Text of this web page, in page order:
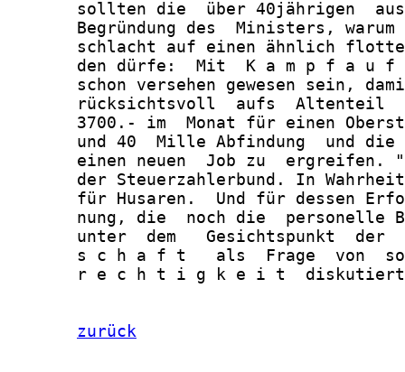
sollten die  über 40jährigen
Begründung des  Ministers,
schlacht auf einen ähnlich
den dürfe:  Mit  K a m p f a u
schon versehen gewesen sein,
rücksichtsvoll  aufs  Altenteil
3700.- im  Monat für einen
und 40  Mille Abfindung  und
einen neuen  Job zu  ergreifen.
der Steuerzahlerbund. In
für Husaren.  Und für dessen
nung, die  noch die  personelle
unter  dem   Gesichtspunkt  der
s c h a f t   als  Frage  von
r e c h t i g k e i t
zurück